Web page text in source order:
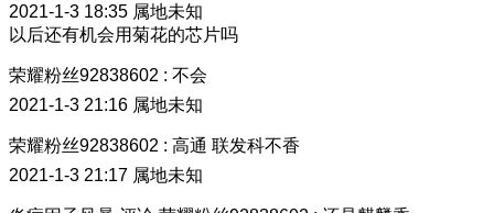
2021-1-3 18:35 属地未知
以后还有机会用菊花的芯片吗
荣耀粉丝92838602 : 不会
2021-1-3 21:16 属地未知
荣耀粉丝92838602 : 高通 联发科不香
2021-1-3 21:17 属地未知